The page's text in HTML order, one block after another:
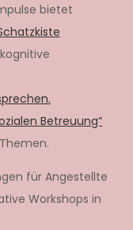
bietet
Betreuung“
für Angestellte
Workshops in